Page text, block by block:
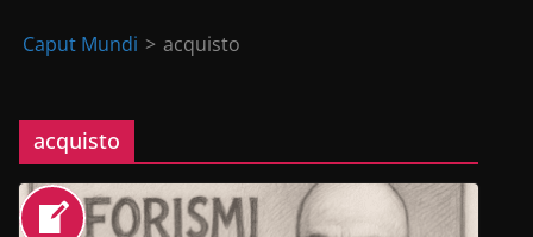
Caput Mundi > acquisto
acquisto